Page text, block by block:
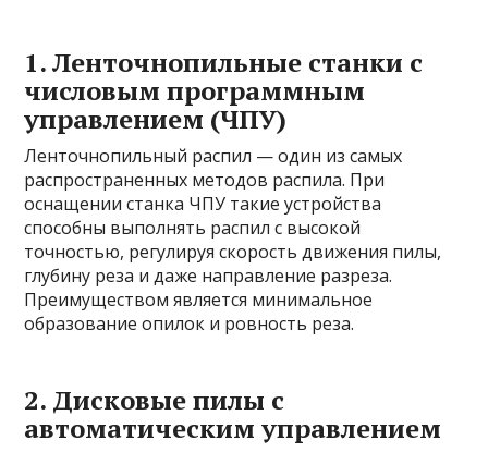
1. Ленточнопильные станки с
числовым программным
управлением (ЧПУ)
Ленточнопильный распил — один из самых
распространенных методов распила. При
оснащении станка ЧПУ такие устройства
способны выполнять распил с высокой
точностью, регулируя скорость движения пилы,
глубину реза и даже направление разреза.
Преимуществом является минимальное
образование опилок и ровность реза.
2. Дисковые пилы с
автоматическим управлением